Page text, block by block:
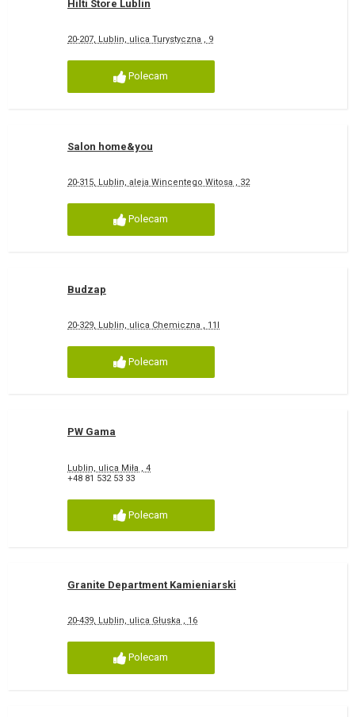
Hilti Store Lublin
20-207, Lublin, ulica Turystyczna , 9
Polecam
Salon home&you
20-315, Lublin, aleja Wincentego Witosa , 32
Polecam
Budzap
20-329, Lublin, ulica Chemiczna , 11I
Polecam
PW Gama
Lublin, ulica Miła , 4
+48 81 532 53 33
Polecam
Granite Department Kamieniarski
20-439, Lublin, ulica Głuska , 16
Polecam